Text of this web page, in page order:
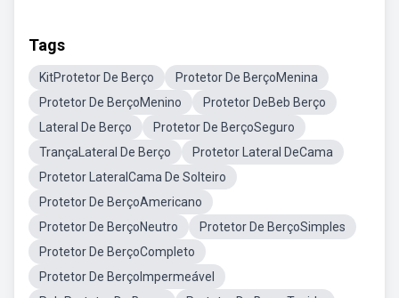
Tags
KitProtetor De Berço
Protetor De BerçoMenina
Protetor De BerçoMenino
Protetor DeBeb Berço
Lateral De Berço
Protetor De BerçoSeguro
TrançaLateral De Berço
Protetor Lateral DeCama
Protetor LateralCama De Solteiro
Protetor De BerçoAmericano
Protetor De BerçoNeutro
Protetor De BerçoSimples
Protetor De BerçoCompleto
Protetor De BerçoImpermeável